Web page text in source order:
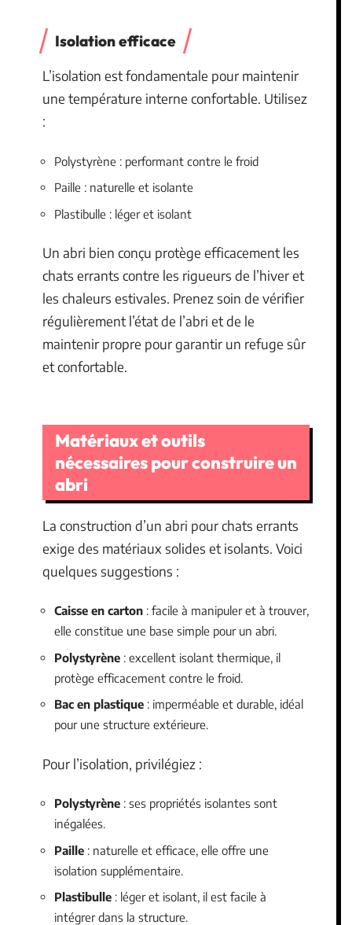
Isolation efficace
L’isolation est fondamentale pour maintenir
une température interne confortable. Utilisez
:
Polystyrène : performant contre le froid
Paille : naturelle et isolante
Plastibulle : léger et isolant
Un abri bien conçu protège efficacement les
chats errants contre les rigueurs de l’hiver et
les chaleurs estivales. Prenez soin de vérifier
régulièrement l’état de l’abri et de le
maintenir propre pour garantir un refuge sûr
et confortable.
Matériaux et outils
nécessaires pour construire un
abri
La construction d’un abri pour chats errants
exige des matériaux solides et isolants. Voici
quelques suggestions :
Caisse en carton : facile à manipuler et à trouver,
elle constitue une base simple pour un abri.
Polystyrène : excellent isolant thermique, il
protège efficacement contre le froid.
Bac en plastique : imperméable et durable, idéal
pour une structure extérieure.
Pour l’isolation, privilégiez :
Polystyrène : ses propriétés isolantes sont
inégalées.
Paille : naturelle et efficace, elle offre une
isolation supplémentaire.
Plastibulle : léger et isolant, il est facile à
intégrer dans la structure.